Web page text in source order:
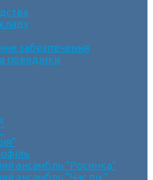
забезпечення
поведінки
ансамбль “Росинка”
ансамбль “Час пік”